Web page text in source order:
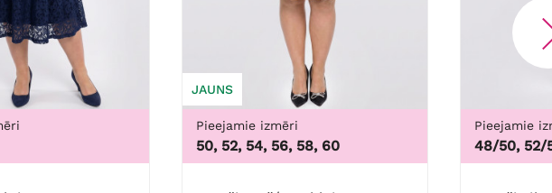
JAUNS
Pieejamie izmēri
50, 52, 54, 56, 58, 60
Pieejamie
48/50, 52/